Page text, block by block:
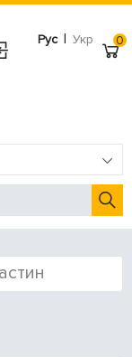
Рус | Укр 0